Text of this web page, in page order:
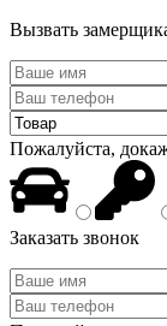
Вызвать
Пожалуйста,
Заказать звонок